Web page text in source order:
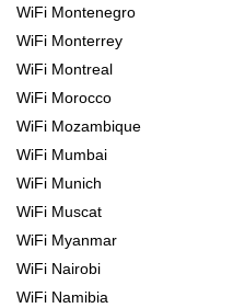
WiFi Montenegro
WiFi Monterrey
WiFi Montreal
WiFi Morocco
WiFi Mozambique
WiFi Mumbai
WiFi Munich
WiFi Muscat
WiFi Myanmar
WiFi Nairobi
WiFi Namibia